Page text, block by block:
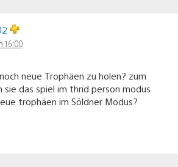
16:00
neue Trophäen zu holen? zum
sie das spiel im thrid person modus
trophäen im Söldner Modus?